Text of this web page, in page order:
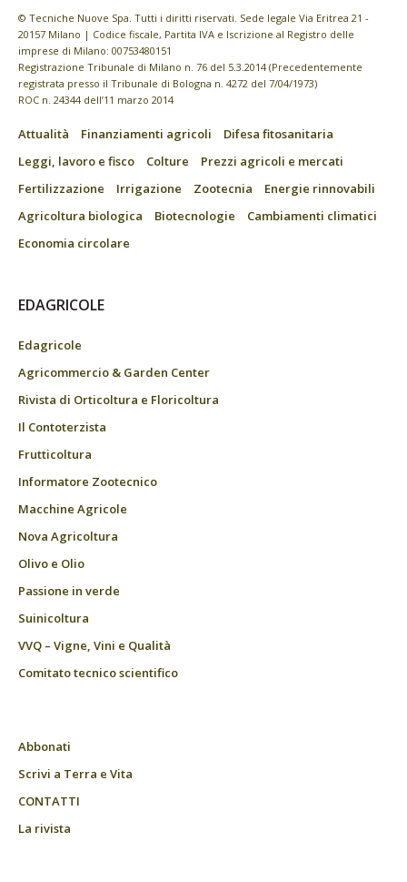
© Tecniche Nuove Spa. Tutti i diritti riservati. Sede legale Via Eritrea 21 -
20157 Milano | Codice fiscale, Partita IVA e Iscrizione al Registro delle
imprese di Milano: 00753480151
Registrazione Tribunale di Milano n. 76 del 5.3.2014 (Precedentemente
registrata presso il Tribunale di Bologna n. 4272 del 7/04/1973)
ROC n. 24344 dell’11 marzo 2014
Attualità Finanziamenti agricoli
Difesa fitosanitaria
Leggi, lavoro e fisco
Colture
Prezzi agricoli e mercati
Fertilizzazione
Irrigazione Zootecnia
Energie rinnovabili
Agricoltura biologica
Biotecnologie
Cambiamenti climatici
Economia circolare
EDAGRICOLE
Edagricole
Agricommercio & Garden Center
Rivista di Orticoltura e Floricoltura
Il Contoterzista
Frutticoltura
Informatore Zootecnico
Macchine Agricole
Nova Agricoltura
Olivo e Olio
Passione in verde
Suinicoltura
VVQ – Vigne, Vini e Qualità
Comitato tecnico scientifico
Abbonati
Scrivi a Terra e Vita
CONTATTI
La rivista